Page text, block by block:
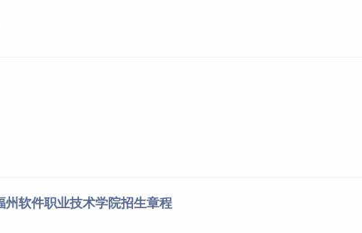
体育类综合分实行专业平行志愿投档的录取模式。
志愿投档录取前，先根据艺术类考生和体育类考生综合分从高分到低分
等条件优先录取的条件排序，再依次按高考总成绩、语文数学两科成绩
软件职业技术学院招生章程